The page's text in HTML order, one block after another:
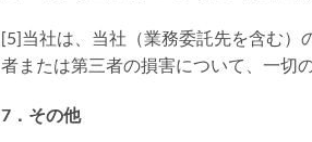
[5]当社は、当社（業務委託先を含む）
者または第三者の損害について、一切
7．その他